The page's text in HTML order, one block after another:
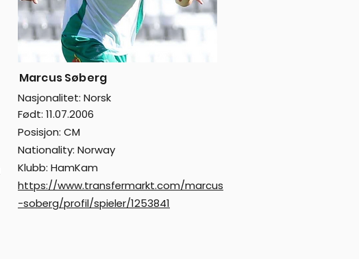
Marcus Søberg
Nasjonalitet: Norsk
Født: 11.07.2006
Posisjon: CM
Nationality: Norway
Klubb: HamKam
https://www.transfermarkt.com/marcus
-soberg/profil/spieler/1253841